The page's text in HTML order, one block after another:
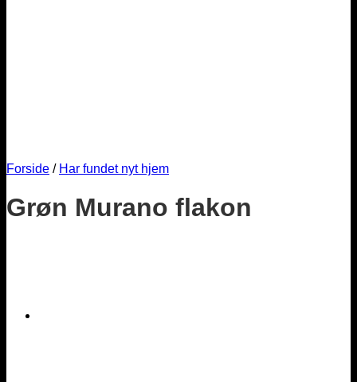
Forside / Har fundet nyt hjem
Grøn Murano flakon